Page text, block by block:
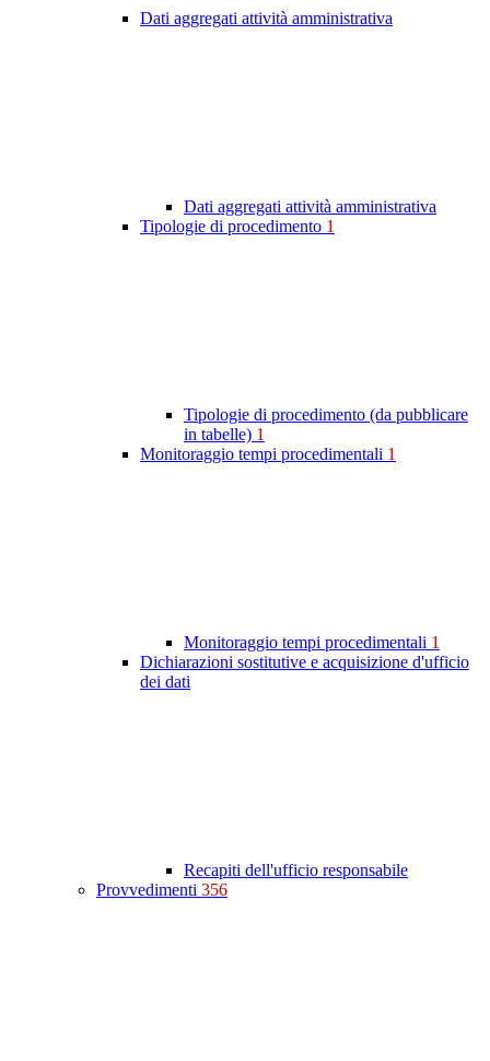
Dati aggregati attività amministrativa
Dati aggregati attività amministrativa
Tipologie di procedimento 1
Tipologie di procedimento (da pubblicare
in tabelle) 1
Monitoraggio tempi procedimentali 1
Monitoraggio tempi procedimentali 1
Dichiarazioni sostitutive e acquisizione d'ufficio
dei dati
Recapiti dell'ufficio responsabile
Provvedimenti 356